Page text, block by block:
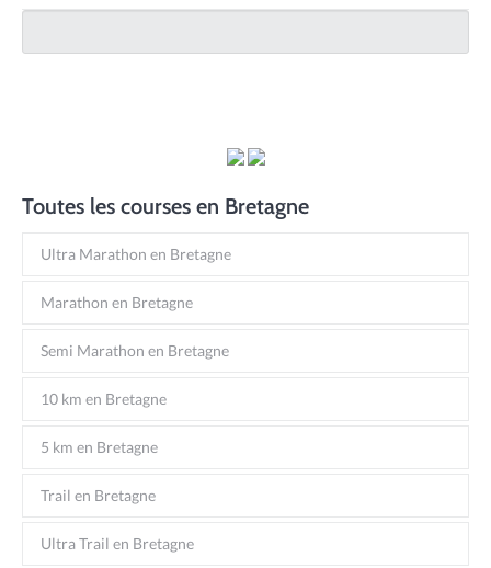
Toutes les courses en Bretagne
Ultra Marathon en Bretagne
Marathon en Bretagne
Semi Marathon en Bretagne
10 km en Bretagne
5 km en Bretagne
Trail en Bretagne
Ultra Trail en Bretagne